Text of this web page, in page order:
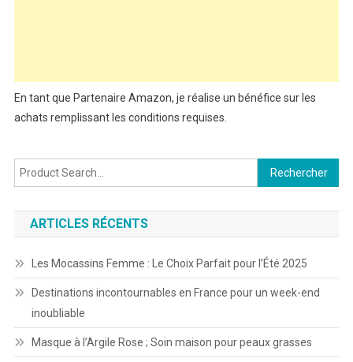
En tant que Partenaire Amazon, je réalise un bénéfice sur les
achats remplissant les conditions requises.
Rechercher :
ARTICLES RÉCENTS
Les Mocassins Femme : Le Choix Parfait pour l’Été 2025
Destinations incontournables en France pour un week-end
inoubliable
Masque à l’Argile Rose ; Soin maison pour peaux grasses